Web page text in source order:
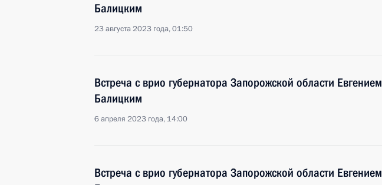
Балицким
23 августа 2023 года, 01:50
Встреча с врио губернатора Запорожской области Евгением
Балицким
6 апреля 2023 года, 14:00
Встреча с врио губернатора Запорожской области Евгением